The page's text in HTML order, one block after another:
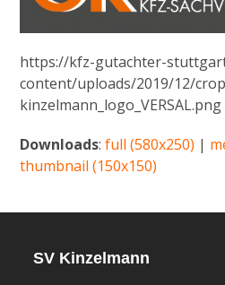
https://kfz-gutachter-
content/uploads/2019/12/
kinzelmann_logo_VERSAL.png
Downloads:full (580x250) |
thumbnail (150x150)
SV Kinzelmann